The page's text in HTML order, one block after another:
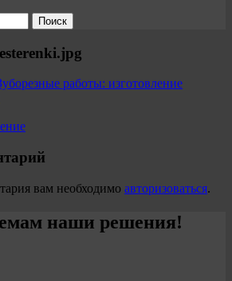
работы: изготовление
вам необходимо авторизоваться.
наши решения!